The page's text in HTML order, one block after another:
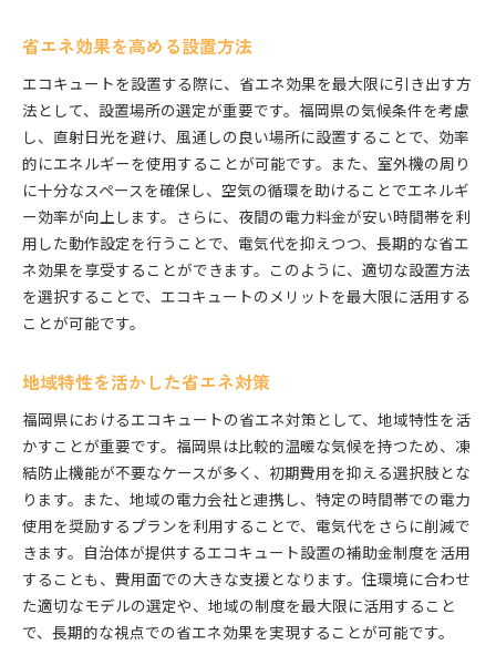
省エネ効果を高める設置方法
エコキュートを設置する際に、省エネ効果を最大限に引き出す方
法として、設置場所の選定が重要です。福岡県の気候条件を考慮
し、直射日光を避け、風通しの良い場所に設置することで、効率
的にエネルギーを使用することが可能です。また、室外機の周り
に十分なスペースを確保し、空気の循環を助けることでエネルギ
ー効率が向上します。さらに、夜間の電力料金が安い時間帯を利
用した動作設定を行うことで、電気代を抑えつつ、長期的な省エ
ネ効果を享受することができます。このように、適切な設置方法
を選択することで、エコキュートのメリットを最大限に活用する
ことが可能です。
地域特性を活かした省エネ対策
福岡県におけるエコキュートの省エネ対策として、地域特性を活
かすことが重要です。福岡県は比較的温暖な気候を持つため、凍
結防止機能が不要なケースが多く、初期費用を抑える選択肢とな
ります。また、地域の電力会社と連携し、特定の時間帯での電力
使用を奨励するプランを利用することで、電気代をさらに削減で
きます。自治体が提供するエコキュート設置の補助金制度を活用
することも、費用面での大きな支援となります。住環境に合わせ
た適切なモデルの選定や、地域の制度を最大限に活用すること
で、長期的な視点での省エネ効果を実現することが可能です。